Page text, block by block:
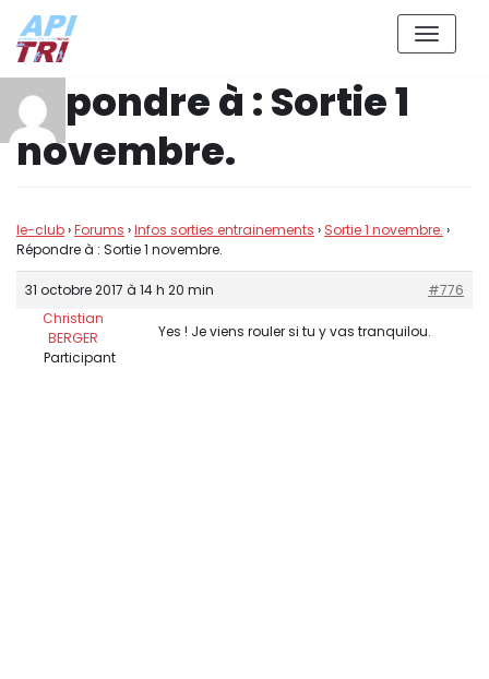
Aller
contenu
Répondre à : Sortie 1
novembre.
le-club›Forums ›Infos sorties entrainements › Sortie 1 novembre. ›
Répondre à : Sortie 1 novembre.
31 octobre 2017 à 14 h 20 min
#776
Christian
BERGER
Participant
Yes ! Je viens rouler si tu y vas tranquilou.